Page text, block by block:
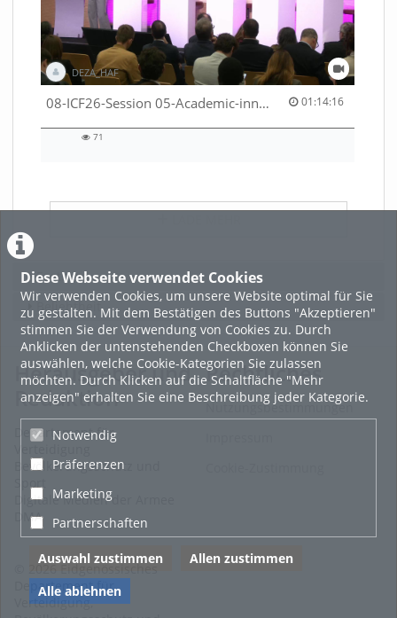
Diese Webseite verwendet Cookies
Wir verwenden Cookies, um unsere Website optimal für Sie
zu gestalten. Mit dem Bestätigen des Buttons "Akzeptieren"
stimmen Sie der Verwendung von Cookies zu. Durch
Anklicken der untenstehenden Checkboxen können Sie
auswählen, welche Cookie-Kategorien Sie zulassen
möchten. Durch Klicken auf die Schaltfläche "Mehr
anzeigen" erhalten Sie eine Beschreibung jeder Kategorie.
Notwendig
Präferenzen
Marketing
Partnerschaften
Auswahl zustimmen
Allen zustimmen
Alle ablehnen
DEZA_HAF
08-ICF26-Session 05-Academic-innovation-meets-international-cooperation-53529531670001791 01:14:16
01:14:16 duration
71
Featured
Beliebtheit
Herausgeber und
Redaktion
Departement für
Bevölkerungsschutz und
Digitale Medien der Armee
DMA
© 2026 Eidgenössisches
Departement für
Verteidigung,
Rechtliches
Nutzungsbestimmungen